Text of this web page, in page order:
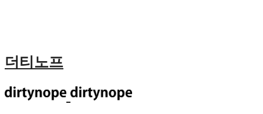
더티노프